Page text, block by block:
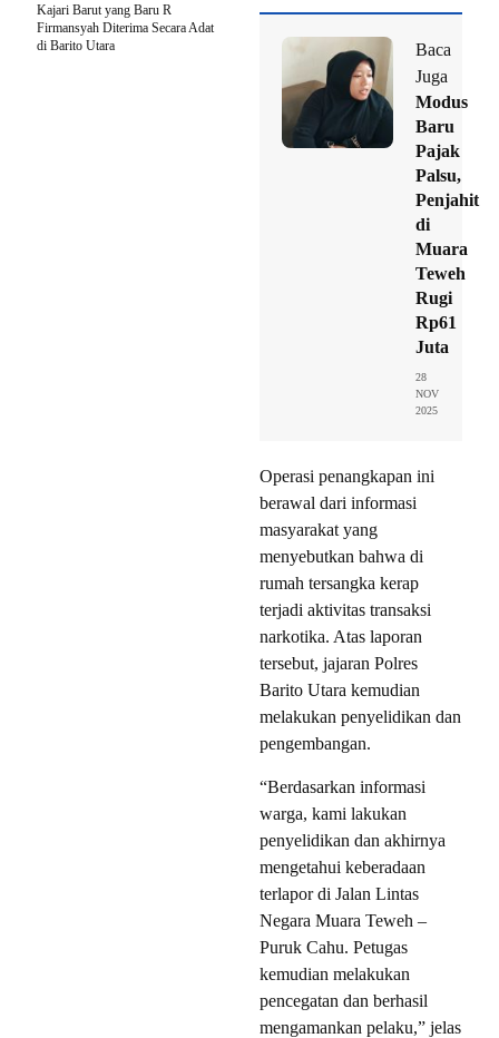
Baca
Juga
Modus
Baru
Pajak
Palsu,
Penjahit
di
Muara
Teweh
Rugi
Rp61
Juta
28
NOV
2025
Operasi penangkapan ini
berawal dari informasi
masyarakat yang
menyebutkan bahwa di
rumah tersangka kerap
terjadi aktivitas transaksi
narkotika. Atas laporan
tersebut, jajaran Polres
Barito Utara kemudian
melakukan penyelidikan dan
pengembangan.
“Berdasarkan informasi
warga, kami lakukan
penyelidikan dan akhirnya
mengetahui keberadaan
terlapor di Jalan Lintas
Negara Muara Teweh –
Puruk Cahu. Petugas
kemudian melakukan
pencegatan dan berhasil
mengamankan pelaku,” jelas
Kajari Barut yang Baru R
Firmansyah Diterima Secara Adat
di Barito Utara